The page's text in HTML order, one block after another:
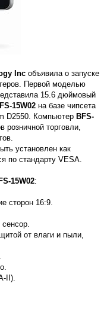
Inc объявила о запуске
Первой моделью
15.6 дюймовый
15W02 на базе чипсета
D2550. Компьютер BFS-
розничной торговли,
установлен как
по стандарту VESA.
15W02:
сторон 16:9.
от влаги и пыли,
II).